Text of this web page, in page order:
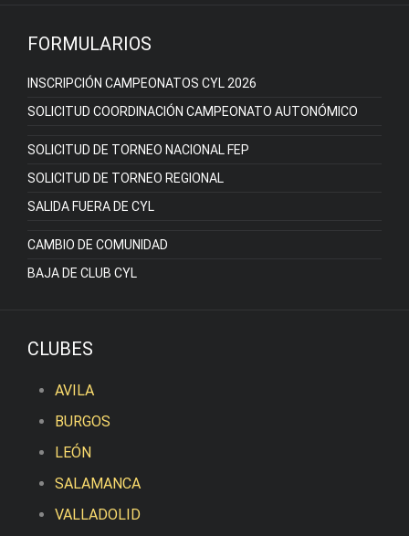
FORMULARIOS
INSCRIPCIÓN CAMPEONATOS CYL 2026
SOLICITUD COORDINACIÓN CAMPEONATO AUTONÓMICO
SOLICITUD DE TORNEO NACIONAL FEP
SOLICITUD DE TORNEO REGIONAL
SALIDA FUERA DE CYL
CAMBIO DE COMUNIDAD
BAJA DE CLUB CYL
CLUBES
AVILA
BURGOS
LEÓN
SALAMANCA
VALLADOLID